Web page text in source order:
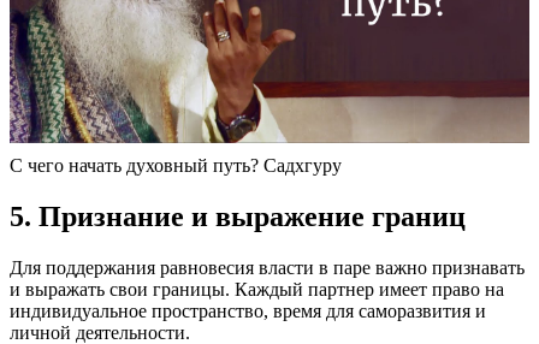
С чего начать духовный путь? Садхгуру
5. Признание и выражение границ
Для поддержания равновесия власти в паре важно признавать
и выражать свои границы. Каждый партнер имеет право на
индивидуальное пространство, время для саморазвития и
личной деятельности.